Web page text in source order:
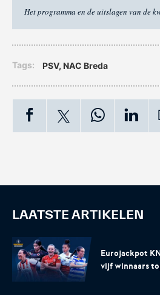
Het programma en de uitslagen van de
Tags: PSV, NAC Breda
LAATSTE ARTIKELEN
Eurojackpot
vijf winnaars